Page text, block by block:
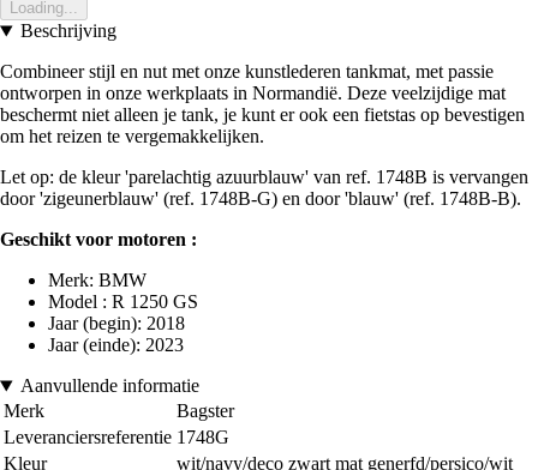
Loading...
Beschrijving
Combineer stijl en nut met onze kunstlederen tankmat, met passie
ontworpen in onze werkplaats in Normandië. Deze veelzijdige mat
beschermt niet alleen je tank, je kunt er ook een fietstas op bevestigen
om het reizen te vergemakkelijken.
Let op: de kleur 'parelachtig azuurblauw' van ref. 1748B is vervangen
door 'zigeunerblauw' (ref. 1748B-G) en door 'blauw' (ref. 1748B-B).
Geschikt voor motoren :
Merk: BMW
Model : R 1250 GS
Jaar (begin): 2018
Jaar (einde): 2023
Aanvullende informatie
Merk
Bagster
Leveranciersreferentie 1748G
Kleur
wit/navy/deco zwart mat generfd/persico/wit